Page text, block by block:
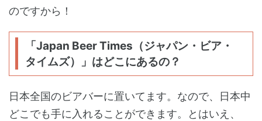
のですから！
「Japan Beer Times（ジャパン・ビア・
タイムズ）」はどこにあるの？
日本全国のビアバーに置いてます。なので、日本中
どこでも手に入れることができます。とはいえ、